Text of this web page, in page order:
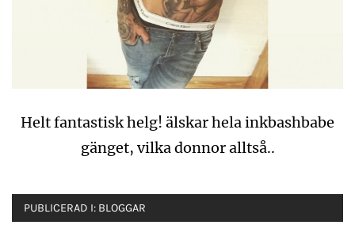
Helt fantastisk helg! älskar hela inkbashbabe
gänget, vilka donnor alltså..
PUBLICERAD I: BLOGGAR